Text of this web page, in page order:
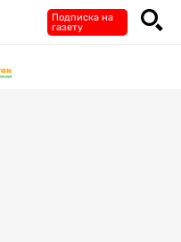
Подписка на
газету